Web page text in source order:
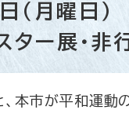
月曜日）
ター展・非
本市が平和運動